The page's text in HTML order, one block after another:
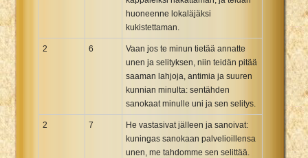
huoneenne lokaläjäksi
kukistettaman.
2 6
Vaan jos te minun tietää annatte
unen ja selityksen, niin teidän pitää
saaman lahjoja, antimia ja suuren
kunnian minulta: sentähden
sanokaat minulle uni ja sen selitys.
2 7
He vastasivat jälIeen ja sanoivat:
kuningas sanokaan palvelioillensa
unen, me tahdomme sen selittää.